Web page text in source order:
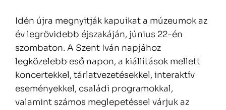
Idén újra megnyitják kapuikat a múzeumok az
év legrövidebb éjszakáján, június 22-én
szombaton. A Szent Iván napjához
legközelebb eső napon, a kiállítások mellett
koncertekkel, tárlatvezetésekkel, interaktív
eseményekkel, családi programokkal,
valamint számos meglepetéssel várjuk az